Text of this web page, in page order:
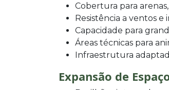
Cobertura para
Resistência a ventos e
Capacidade para
Áreas técnicas para
Infraestrutura
Expansão de